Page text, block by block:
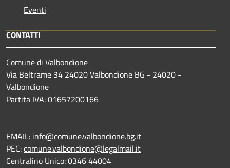
Eventi
CONTATTI
Comune di Valbondione
Via Beltrame 34 24020 Valbondione BG - 24020 -
Valbondione
Partita IVA: 01657200166
EMAIL: info@comune.valbondione.bg.it
PEC:comune.valbondione@legalmail.it
Centralino Unico: 0346 44004